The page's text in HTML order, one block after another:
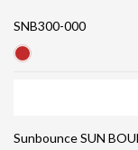
SNB300-000
Sunbounce SUN